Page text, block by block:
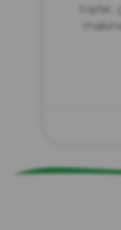
toplar,